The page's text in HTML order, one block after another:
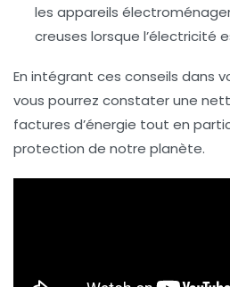
les appareils
creuses lorsque l’électricité
En intégrant ces conseils dans
vous pourrez constater une
factures d’énergie tout en
protection de notre planète.